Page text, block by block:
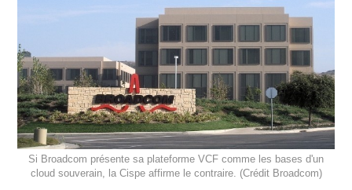
Si Broadcom présente sa plateforme VCF comme les bases d'un
cloud souverain, la Cispe affirme le contraire. (Crédit Broadcom)